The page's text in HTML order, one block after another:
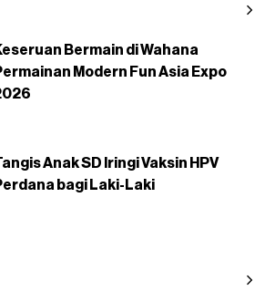
Bermain di Wahana
Modern Fun Asia Expo
Anak SD Iringi Vaksin HPV
bagi Laki-Laki